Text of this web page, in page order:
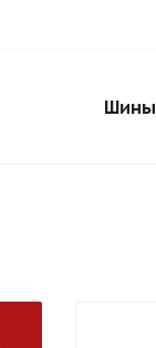
Шины